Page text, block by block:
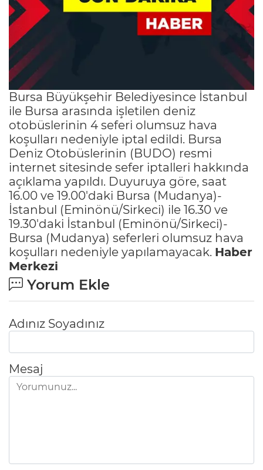
Bursa Büyükşehir Belediyesince İstanbul
ile Bursa arasında işletilen deniz
otobüslerinin 4 seferi olumsuz hava
koşulları nedeniyle iptal edildi. Bursa
Deniz Otobüslerinin (BUDO) resmi
internet sitesinde sefer iptalleri hakkında
açıklama yapıldı. Duyuruya göre, saat
16.00 ve 19.00'daki Bursa (Mudanya)-
İstanbul (Eminönü/Sirkeci) ile 16.30 ve
19.30'daki İstanbul (Eminönü/Sirkeci)-
Bursa (Mudanya) seferleri olumsuz hava
koşulları nedeniyle yapılamayacak. Haber
Merkezi
Yorum Ekle
Adınız Soyadınız
Mesaj